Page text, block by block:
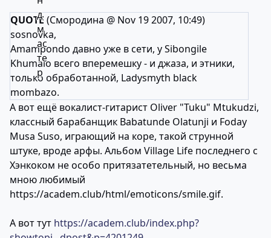
QUOTE (Смородина @ Nov 19 2007, 10:49)
sosnovka,
Amampondo давно уже в сети, у Sibongile
Khumalo всего вперемешку - и джаза, и этники,
только обработанной, Ladysmyth black
mombazo.
А вот ещё вокалист-гитарист Oliver "Tuku" Mtukudzi,
классный барабанщик Babatunde Olatunji и Foday
Musa Suso, играющий на коре, такой струнной
штуке, вроде арфы. Альбом Village Life последнего с
Хэнкоком не особо притязатетельный, но весьма
мною любимый
https://academ.club/html/emoticons/smile.gif.
А вот тут https://academ.club/index.php?